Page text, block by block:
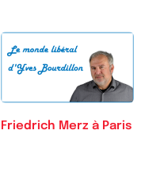
Friedrich Merz à Paris